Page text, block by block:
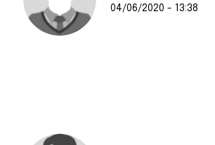
04/06/2020 - 13:38